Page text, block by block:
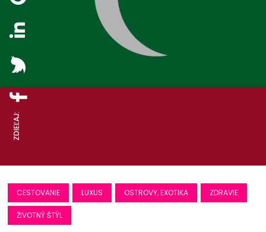
ZDIEĽAJ:
CESTOVANIE LUXUS OSTROVY, EXOTIKA ZDRAVIE
ŽIVOTNÝ ŠTÝL